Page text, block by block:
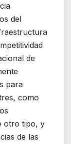
del
de
para
como
otro tipo, y
de las